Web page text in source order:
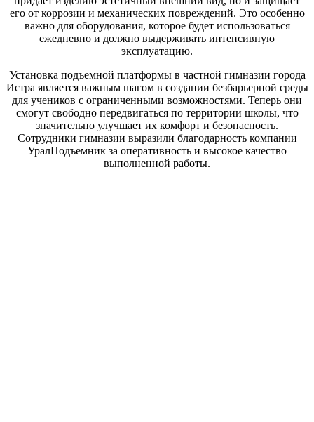
его от коррозии и механических повреждений. Это особенно
важно для оборудования, которое будет использоваться
ежедневно и должно выдерживать интенсивную
эксплуатацию.
Установка подъемной платформы в частной гимназии города
Истра является важным шагом в создании безбарьерной среды
для учеников с ограниченными возможностями. Теперь они
смогут свободно передвигаться по территории школы, что
значительно улучшает их комфорт и безопасность.
Сотрудники гимназии выразили благодарность компании
УралПодъемник за оперативность и высокое качество
выполненной работы.